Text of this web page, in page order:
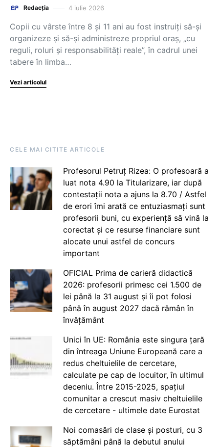
Redacția 4 iulie 2026
Copii cu vârste între 8 și 11 ani au fost instruiți să-și
organizeze și să-și administreze propriul oraș, „cu
reguli, roluri și responsabilități reale”, în cadrul unei
tabere în limba…
Vezi articolul
CELE MAI CITITE ARTICOLE
Profesorul Petruț Rizea: O profesoară a
luat nota 4.90 la Titularizare, iar după
contestații nota a ajuns la 8.70 / Astfel
de erori îmi arată ce entuziasmați sunt
profesorii buni, cu experiență să vină la
corectat și ce resurse financiare sunt
alocate unui astfel de concurs
important
OFICIAL Prima de carieră didactică
2026: profesorii primesc cei 1.500 de
lei până la 31 august și îi pot folosi
până în august 2027 dacă rămân în
învățământ
Unici în UE: România este singura țară
din întreaga Uniune Europeană care a
redus cheltuielile de cercetare,
calculate pe cap de locuitor, în ultimul
deceniu. Între 2015-2025, spațiul
comunitar a crescut masiv cheltuielile
de cercetare - ultimele date Eurostat
Noi comasări de clase și posturi, cu 3
săptămâni până la debutul anului